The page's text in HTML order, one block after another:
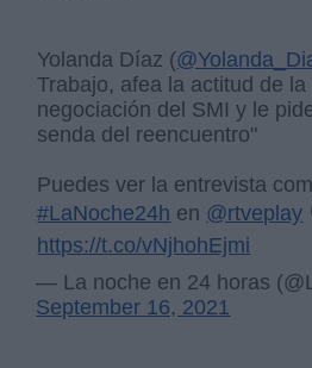
Yolanda Díaz (
Trabajo, afea la actitud de
negociación del SMI y le
senda del reencuentro"
Puedes ver la entrevista
#LaNoche24h en @rtveplay
https://t.co/vNjhohEjmi
— La noche en 24 horas
September 16, 2021